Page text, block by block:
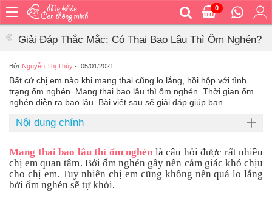
0
chủ
ăn
Bé
vệ
sinh
Bé
Bé
đi
ra
Giải Đáp Thắc Mắc: Có Thai Bao Lâu Thì Ốm Nghén?
Bởi Nguyễn Thị Thùy - 05/01/2021
Bất cứ chị em nào khi mang thai cũng lo lắng, hồi hộp với tình
trạng ốm nghén. Mang thai bao lâu thì ốm nghén. Thời gian ốm
nghén diễn ra bao lâu. Bài viết sau sẽ giải đáp giúp bạn.
Nội dung chính
Mang thai bao lâu thì ốm nghén là câu hỏi được rất nhiều
chị em quan tâm. Bởi ốm nghén gây nên cảm giác khó chịu
cho chị em. Tuy nhiên chị em cũng không nên quá lo lắng
bởi ốm nghén sẽ tự khỏi,